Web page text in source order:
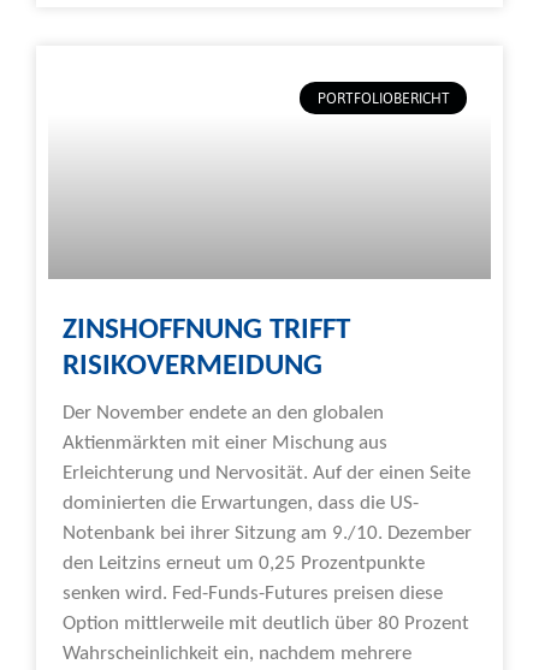
PORTFOLIOBERICHT
ZINSHOFFNUNG TRIFFT
RISIKOVERMEIDUNG
Der November endete an den globalen
Aktienmärkten mit einer Mischung aus
Erleichterung und Nervosität. Auf der einen Seite
dominierten die Erwartungen, dass die US-
Notenbank bei ihrer Sitzung am 9./10. Dezember
den Leitzins erneut um 0,25 Prozentpunkte
senken wird. Fed-Funds-Futures preisen diese
Option mittlerweile mit deutlich über 80 Prozent
Wahrscheinlichkeit ein, nachdem mehrere